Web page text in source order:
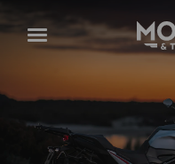
Open
menu